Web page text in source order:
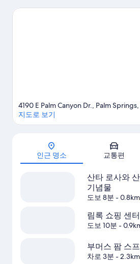
터도 놓치지 마세요. 근처 골프 강습 및
지도
4190 E Palm Canyon Dr., Palm
지도로 보기
인근 명소 교통편
산타 로사와
기념물
도보 8분 - 0.8km
림록 쇼핑 센터
도보 10분 -
부머스 팜 스
차로 3분 - 2.3km